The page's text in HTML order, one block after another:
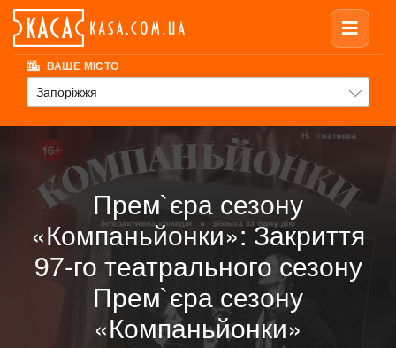
ВАШЕ МІСТО
Запоріжжя
Прем`єра сезону
«Компаньйонки»: Закриття
97-го театрального сезону
Прем`єра сезону
«Компаньйонки»